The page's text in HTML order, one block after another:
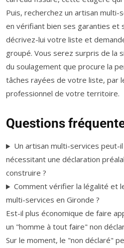
Puis, recherchez un artisan
en vérifiant bien ses garanties et
décrivez-lui votre liste et
groupé. Vous serez surpris de la
du soulagement que procure la
tâches rayées de votre liste, par
professionnel de votre territoire.
Questions
Un artisan multi-services peut-
nécessitant une déclaration
construire ?
Comment vérifier la légalité et
multi-services en Gironde ?
Est-il plus économique de faire
un "homme à tout faire" non
Sur le moment, le "non déclaré"